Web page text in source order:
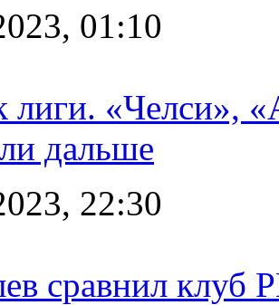
01:10
лиги. «Челси»,
дальше
22:30
сравнил клуб